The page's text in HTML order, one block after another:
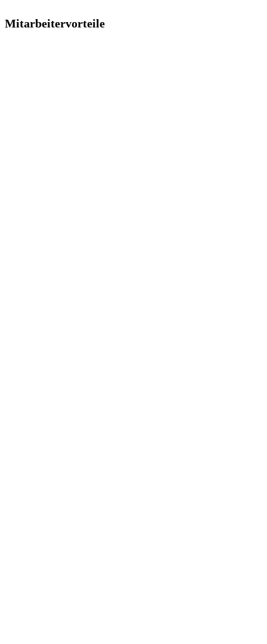
Mitarbeitervorteile